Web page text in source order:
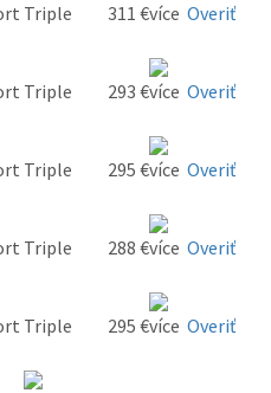
Triple
311 € Overiť
Triple
293 € Overiť
Triple
295 € Overiť
Triple
288 € Overiť
Triple
295 € Overiť